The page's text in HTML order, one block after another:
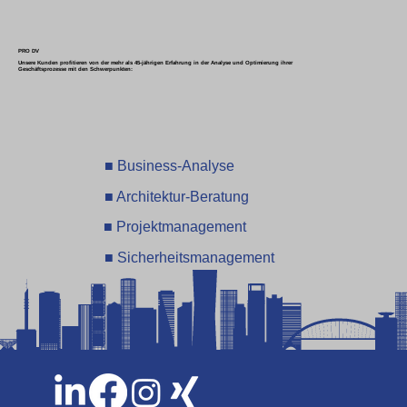
PRO DV
Unsere Kunden profitieren von der mehr als 45-jährigen Erfahrung in der Analyse und Optimierung ihrer
Geschäftsprozesse mit den Schwerpunkten:
■ Business-Analyse
■ Architektur-Beratung
■ Projektmanagement
■ Sicherheitsmanagement